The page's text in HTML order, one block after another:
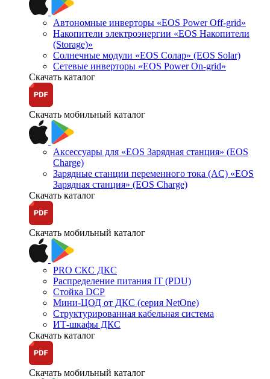
Автономные инверторы «EOS Power Off-grid»
Накопители электроэнергии «EOS Накопители
(Storage)»
Солнечные модули «EOS Солар» (EOS Solar)
Сетевые инверторы «EOS Power On-grid»
Скачать каталог
Скачать мобильный каталог
Аксессуары для «EOS Зарядная станция» (EOS
Charge)
Зарядные станции переменного тока (AC) «EOS
Зарядная станция» (EOS Charge)
Скачать каталог
Скачать мобильный каталог
PRO СКС ДКС
Распределение питания IT (PDU)
Стойка DCP
Мини-ЦОД от ДКС (серия NetOne)
Структурированная кабельная система
ИТ-шкафы ДКС
Скачать каталог
Скачать мобильный каталог